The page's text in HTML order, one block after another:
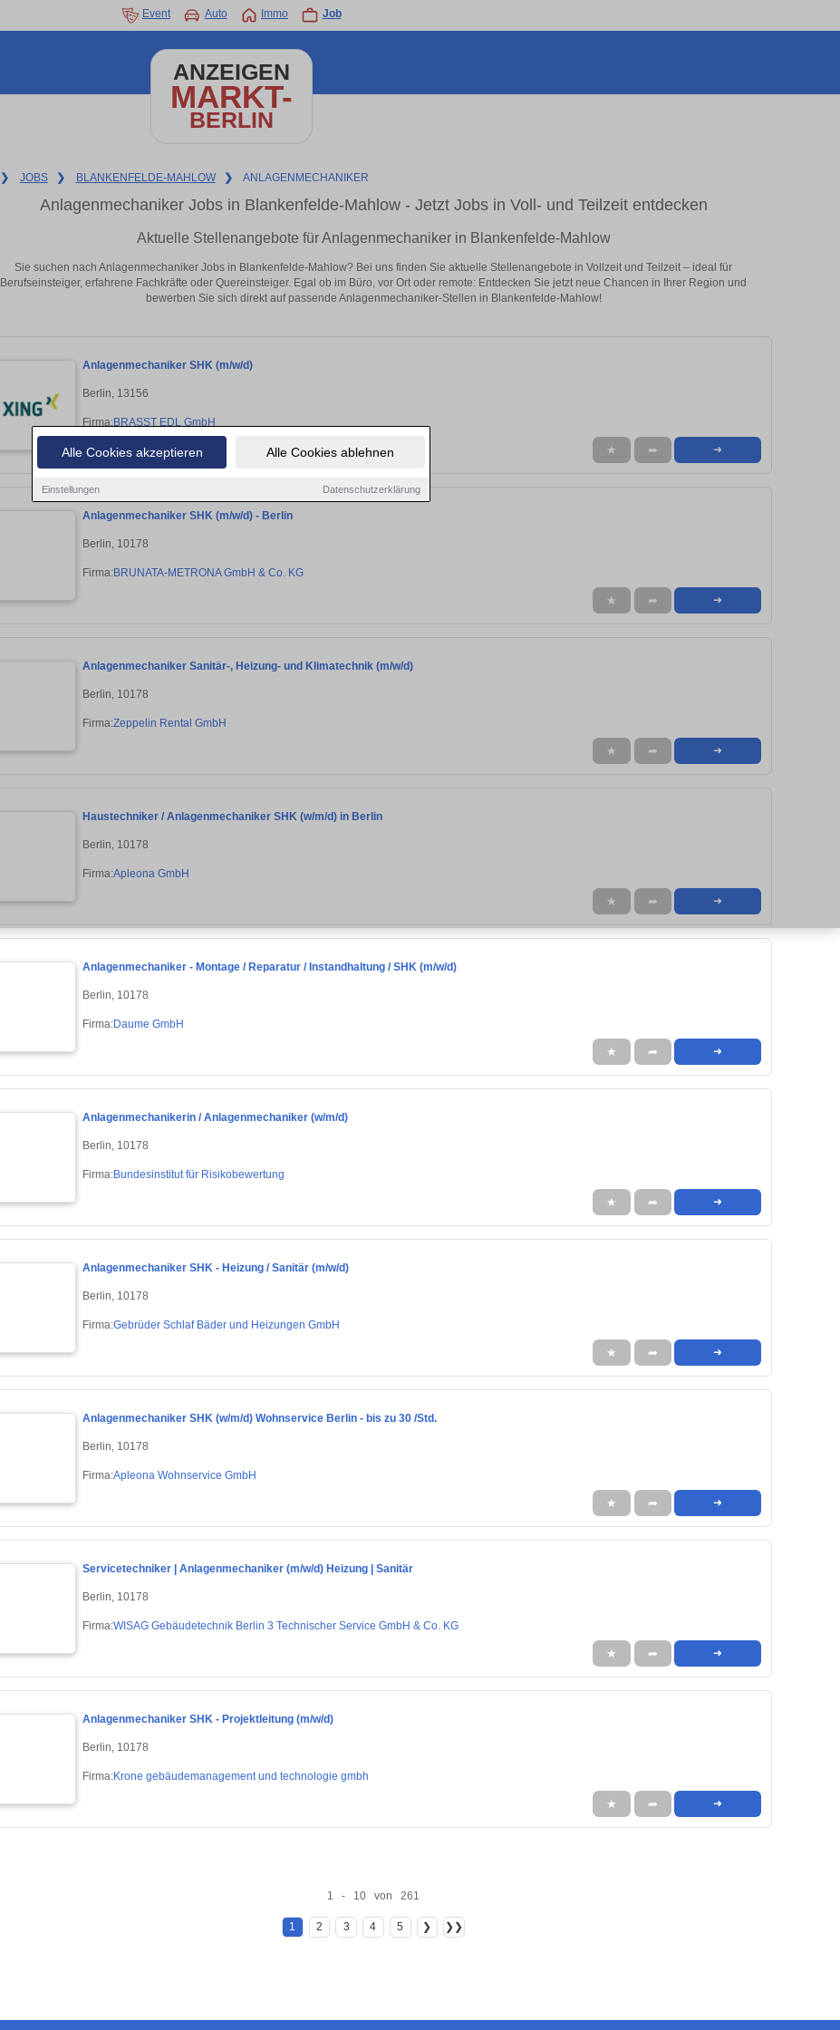
Alle Cookies akzeptieren Alle Cookies ablehnen
Einstellungen Datenschutzerklärung
Event Auto Immo Job
ANZEIGEN
MARKT-
BERLIN
❯ JOBS ❯ BLANKENFELDE-MAHLOW ❯ ANLAGENMECHANIKER
Anlagenmechaniker Jobs in Blankenfelde-Mahlow - Jetzt Jobs in Voll- und Teilzeit entdecken
Aktuelle Stellenangebote für Anlagenmechaniker in Blankenfelde-Mahlow
Sie suchen nach Anlagenmechaniker Jobs in Blankenfelde-Mahlow? Bei uns finden Sie aktuelle Stellenangebote in Vollzeit und Teilzeit – ideal für
Berufseinsteiger, erfahrene Fachkräfte oder Quereinsteiger. Egal ob im Büro, vor Ort oder remote: Entdecken Sie jetzt neue Chancen in Ihrer Region und
bewerben Sie sich direkt auf passende Anlagenmechaniker-Stellen in Blankenfelde-Mahlow!
Anlagenmechaniker SHK (m/w/d)
Berlin, 13156
Firma:BRASST EDL GmbH
★ ➦ ➜
Anlagenmechaniker SHK (m/w/d) - Berlin
Berlin, 10178
Firma:BRUNATA-METRONA GmbH & Co. KG
★ ➦ ➜
Anlagenmechaniker Sanitär-, Heizung- und Klimatechnik (m/w/d)
Berlin, 10178
Firma:Zeppelin Rental GmbH
★ ➦ ➜
Haustechniker / Anlagenmechaniker SHK (w/m/d) in Berlin
Berlin, 10178
Firma:Apleona GmbH
★ ➦ ➜
Anlagenmechaniker - Montage / Reparatur / Instandhaltung / SHK (m/w/d)
Berlin, 10178
Firma:Daume GmbH
★ ➦ ➜
Anlagenmechanikerin / Anlagenmechaniker (w/m/d)
Berlin, 10178
Firma:Bundesinstitut für Risikobewertung
★ ➦ ➜
Anlagenmechaniker SHK - Heizung / Sanitär (m/w/d)
Berlin, 10178
Firma:Gebrüder Schlaf Bäder und Heizungen GmbH
★ ➦ ➜
Anlagenmechaniker SHK (w/m/d) Wohnservice Berlin - bis zu 30 /Std.
Berlin, 10178
Firma:Apleona Wohnservice GmbH
★ ➦ ➜
Servicetechniker | Anlagenmechaniker (m/w/d) Heizung | Sanitär
Berlin, 10178
Firma:WISAG Gebäudetechnik Berlin 3 Technischer Service GmbH & Co. KG
★ ➦ ➜
Anlagenmechaniker SHK - Projektleitung (m/w/d)
Berlin, 10178
Firma:Krone gebäudemanagement und technologie gmbh
★ ➦ ➜
1 - 10 von 261
1 2 3 4 5 ❯ ❯❯